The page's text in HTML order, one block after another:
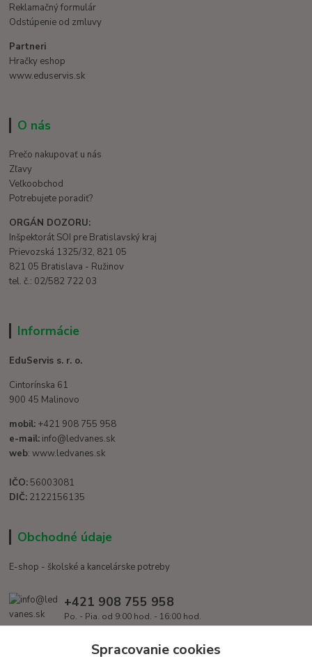
Reklamačný formulár
Odstúpenie od zmluvy
Partneri
Hračky eshop
www.eduservis.sk
O nás
Prečo nakupovať u nás
Zľavy
Veľkoobchod
Potrebujete poradiť?
ORGÁN DOZORU:
Inšpektorát SOI pre Bratislavský kraj
Prievozská 1325/32, 821 05
821 05 Bratislava - Ružinov
tel. č.: 02/582 722 03
Informácie
EduServis s. r. o.
Cintorínska 61
900 45 Malinovo
mobil: +421 908 755 958
e-mail: info@ledvanes.sk
web: www.ledvanes.sk
IČO: 56003081
DIČ: 2122156135
Obchodné údaje
E-shop - školské a kancelárske potreby
+421 908 755 958
Po. - Pia. od 9:00 hod. - 16:00 hod.
info@ledvanes.skSpracovanie cookies